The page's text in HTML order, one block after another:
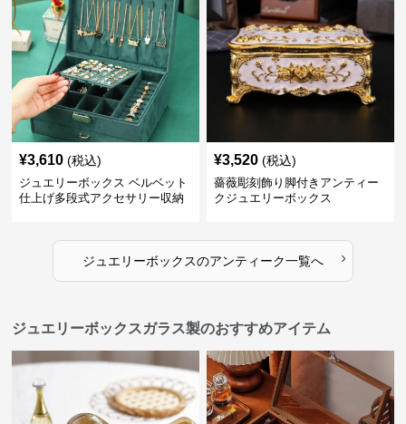
¥3,610 (税込)
ジュエリーボックス ベルベット
仕上げ多段式アクセサリー収納
¥3,520 (税込)
薔薇彫刻飾り脚付きアンティー
クジュエリーボックス
ジュエリーボックスのアンティーク一覧へ ›
ジュエリーボックスガラス製のおすすめアイテム